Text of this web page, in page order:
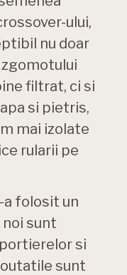
ului,
nu doar
filtrat, ci si
si pietris,
mai izolate
rularii pe
a folosit un
sunt
si
sunt